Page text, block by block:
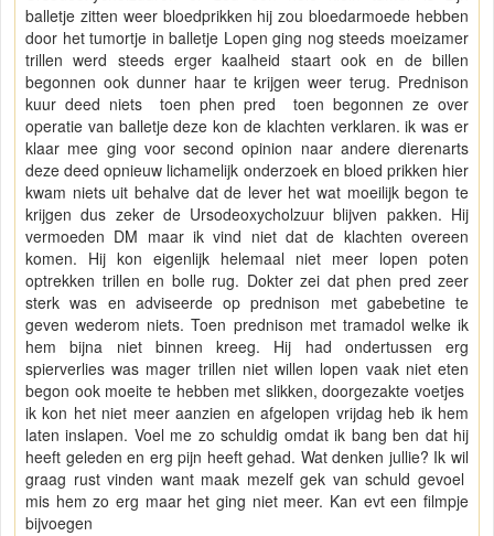
balletje zitten weer bloedprikken hij zou bloedarmoede hebben
door het tumortje in balletje Lopen ging nog steeds moeizamer
trillen werd steeds erger kaalheid staart ook en de billen
begonnen ook dunner haar te krijgen weer terug. Prednison
kuur deed niets toen phen pred toen begonnen ze over
operatie van balletje deze kon de klachten verklaren. ik was er
klaar mee ging voor second opinion naar andere dierenarts
deze deed opnieuw lichamelijk onderzoek en bloed prikken hier
kwam niets uit behalve dat de lever het wat moeilijk begon te
krijgen dus zeker de Ursodeoxycholzuur blijven pakken. Hij
vermoeden DM maar ik vind niet dat de klachten overeen
komen. Hij kon eigenlijk helemaal niet meer lopen poten
optrekken trillen en bolle rug. Dokter zei dat phen pred zeer
sterk was en adviseerde op prednison met gabebetine te
geven wederom niets. Toen prednison met tramadol welke ik
hem bijna niet binnen kreeg. Hij had ondertussen erg
spierverlies was mager trillen niet willen lopen vaak niet eten
begon ook moeite te hebben met slikken, doorgezakte voetjes
ik kon het niet meer aanzien en afgelopen vrijdag heb ik hem
laten inslapen. Voel me zo schuldig omdat ik bang ben dat hij
heeft geleden en erg pijn heeft gehad. Wat denken jullie? Ik wil
graag rust vinden want maak mezelf gek van schuld gevoel
mis hem zo erg maar het ging niet meer. Kan evt een filmpje
bijvoegen